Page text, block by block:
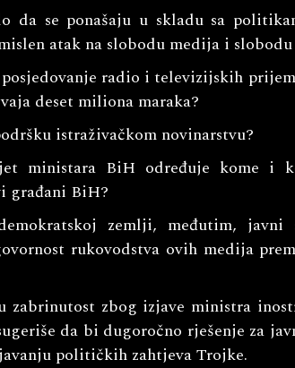
da se ponašaju u skladu sa
atak na slobodu medija i
posjedovanje radio i televizijskih
deset miliona maraka?
istraživačkom novinarstvu?
ministara BiH određuje kome i
građani BiH?
zemlji, međutim,
rukovodstva ovih medija
zabrinutost zbog izjave ministra
da bi dugoročno rješenje za
političkih zahtjeva Trojke.